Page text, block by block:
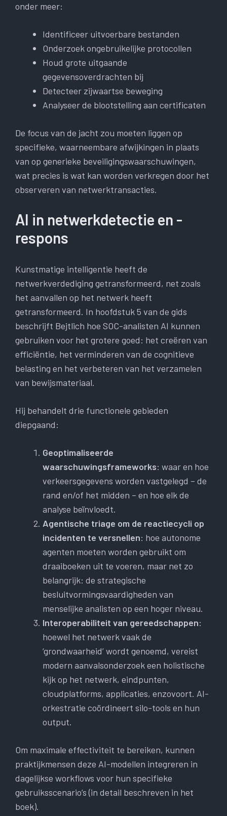
onder meer:
Identificeer uitvoerbare bestanden
Onderzoek ongebruikelijke protocollen
Houd grote uitgaande
gegevensoverdrachten bij
Detecteer zijwaartse beweging
Analyseer de blootstelling aan certificaten
De focus van de jacht zou moeten liggen op
specifieke, waarneembare afwijkingen in plaats
van op generieke beveiligingswaarschuwingen,
wat precies is wat kan worden verkregen door het
observeren van netwerktransacties.
AI in netwerkdetectie en -
respons
Kunstmatige intelligentie heeft de
netwerkverdediging getransformeerd, net zoals
het aanvallen op het netwerk heeft
getransformeerd. In hoofdstuk 5 van de gids
beschrijft Bejtlich hoe SOC-analisten AI kunnen
gebruiken voor het grotere goed: het creëren van
efficiëntie, het verminderen van de cognitieve
belasting en het verbeteren van het verzamelen
van bewijsmateriaal.
Hij behandelt drie functionele gebieden
diepgaand:
Geoptimaliseerde
waarschuwingsframeworks: waar en hoe
verkeersgegevens worden vastgelegd – de
rand en/of het midden – en hoe elk de
analyse beïnvloedt.
Agentische triage om de reactiecycli op
incidenten te versnellen: hoe autonome
agenten moeten worden gebruikt om
draaiboeken uit te voeren, maar net zo
belangrijk: de strategische
besluitvormingsvaardigheden van
menselijke analisten op een hoger niveau.
Interoperabiliteit van gereedschappen:
hoewel het netwerk vaak de
‘grondwaarheid’ wordt genoemd, vereist
modern aanvalsonderzoek een holistische
kijk op het netwerk, eindpunten,
cloudplatforms, applicaties, enzovoort. AI-
orkestratie coördineert silo-tools en hun
output.
Om maximale effectiviteit te bereiken, kunnen
praktijkmensen deze AI-modellen integreren in
dagelijkse workflows voor hun specifieke
gebruiksscenario’s (in detail beschreven in het
boek).